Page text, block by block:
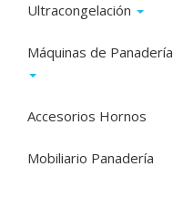
Ultracongelación
Máquinas de Panadería
Accesorios Hornos
Mobiliario Panadería